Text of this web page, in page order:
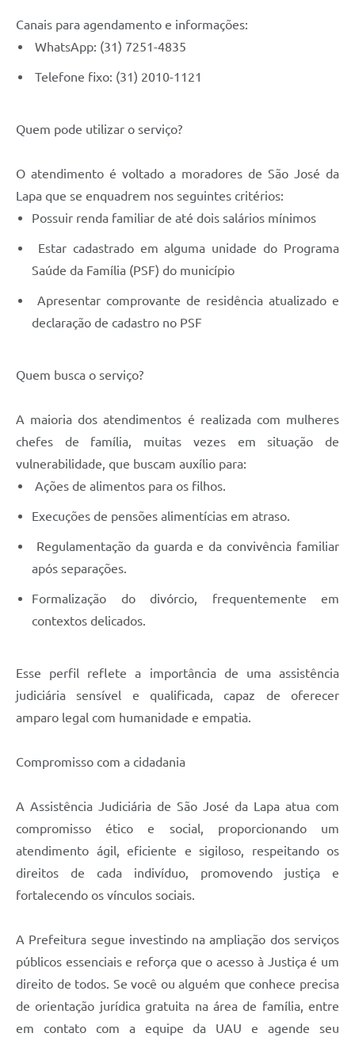
Canais para agendamento e informações:
WhatsApp: (31) 7251-4835
Telefone fixo: (31) 2010-1121
Quem pode utilizar o serviço?
O atendimento é voltado a moradores de São José da
Lapa que se enquadrem nos seguintes critérios:
Possuir renda familiar de até dois salários mínimos
Estar cadastrado em alguma unidade do Programa
Saúde da Família (PSF) do município
Apresentar comprovante de residência atualizado e
declaração de cadastro no PSF
Quem busca o serviço?
A maioria dos atendimentos é realizada com mulheres
chefes de família, muitas vezes em situação de
vulnerabilidade, que buscam auxílio para:
Ações de alimentos para os filhos.
Execuções de pensões alimentícias em atraso.
Regulamentação da guarda e da convivência familiar
após separações.
Formalização do divórcio, frequentemente em
contextos delicados.
Esse perfil reflete a importância de uma assistência
judiciária sensível e qualificada, capaz de oferecer
amparo legal com humanidade e empatia.
Compromisso com a cidadania
A Assistência Judiciária de São José da Lapa atua com
compromisso ético e social, proporcionando um
atendimento ágil, eficiente e sigiloso, respeitando os
direitos de cada indivíduo, promovendo justiça e
fortalecendo os vínculos sociais.
A Prefeitura segue investindo na ampliação dos serviços
públicos essenciais e reforça que o acesso à Justiça é um
direito de todos. Se você ou alguém que conhece precisa
de orientação jurídica gratuita na área de família, entre
em contato com a equipe da UAU e agende seu